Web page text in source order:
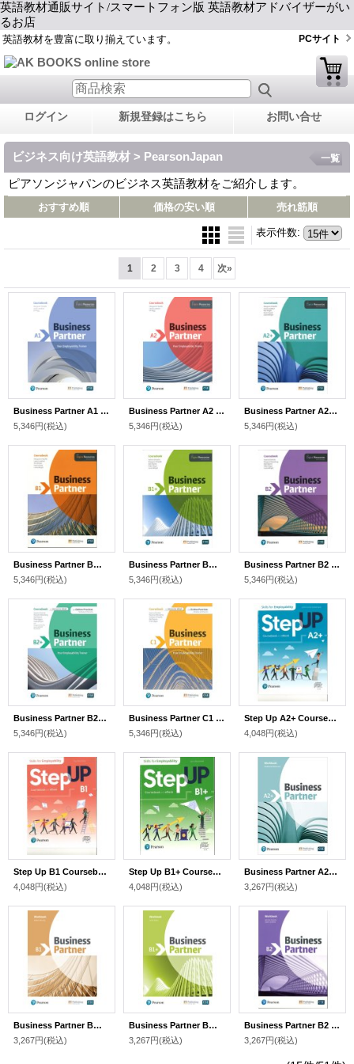
英語教材通販サイト/スマートフォン版 英語教材アドバイザーがい
るお店
英語教材を豊富に取り揃えています。 PCサイト
ログイン 新規登録はこちら お問い合せ
ビジネス向け英語教材 > PearsonJapan
ピアソンジャパンのビジネス英語教材をご紹介します。
一覧
おすすめ順 価格の安い順 売れ筋順
表示件数:
1 2 3 4 次»
Business Partner A1 Coursebook with Digital Resources& eBook
5,346円(税込)
Business Partner A2 Coursebook with Digital Resources +E Book with My English Lab
5,346円(税込)
Business Partner A2+ Coursebook with Digital Resources & E Book with My English Lab
5,346円(税込)
Business Partner B１ Coursebook with Digital Resources& ebook
5,346円(税込)
Business Partner B１+ Coursebook & e Book with Digital Resources
5,346円(税込)
Business Partner B2 Coursebook with Digital Resources & E Book with My English Lab
5,346円(税込)
Business Partner B2+ Coursebook &ebook with My English Lab & Digital Resources
5,346円(税込)
Business Partner C1 Coursebook &ebook with My English Lab & Digital Resources
5,346円(税込)
Step Up A2+ Coursebook & E Book
4,048円(税込)
Step Up B1 Coursebook & E Book
4,048円(税込)
Step Up B1+ Coursebook & E Book
4,048円(税込)
Business Partner A2+ Workbook
3,267円(税込)
Business Partner B１ Workbook
3,267円(税込)
Business Partner B１+ Workbook
3,267円(税込)
Business Partner B2 Workbook
3,267円(税込)